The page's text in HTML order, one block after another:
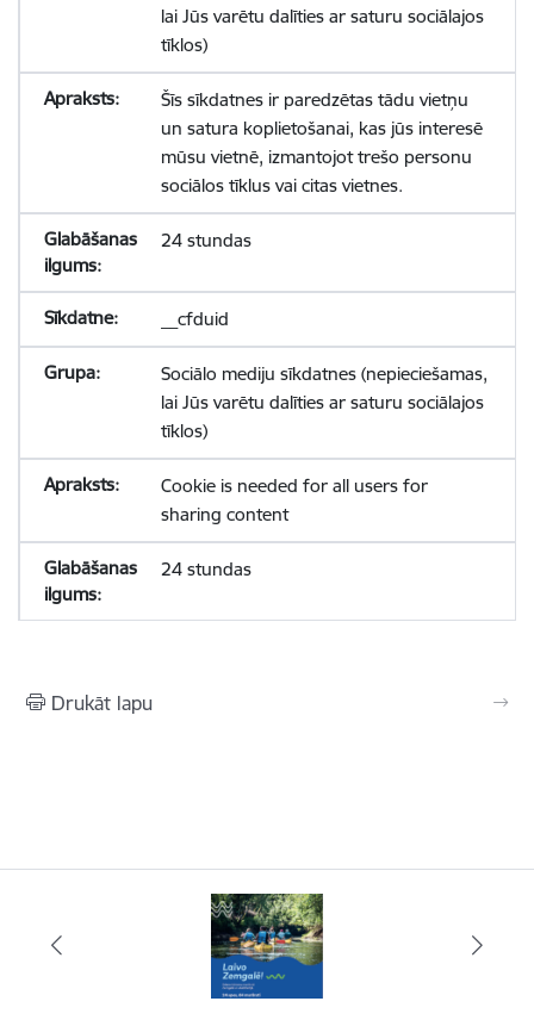
lai Jūs varētu dalīties ar saturu sociālajos
tīklos)
Šīs sīkdatnes ir paredzētas tādu vietņu
un satura koplietošanai, kas jūs interesē
mūsu vietnē, izmantojot trešo personu
sociālos tīklus vai citas vietnes.
24 stundas
__cfduid
Sociālo mediju sīkdatnes (nepieciešamas,
lai Jūs varētu dalīties ar saturu sociālajos
tīklos)
Cookie is needed for all users for
sharing content
24 stundas
Drukāt lapu